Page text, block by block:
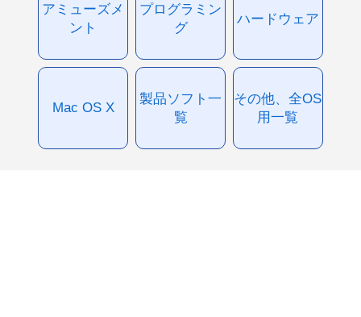
アミューズメ
ント
プログラミン
グ
ハードウェア
Mac OS X
製品ソフト一
覧
その他、全OS
用一覧